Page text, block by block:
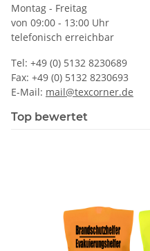
Montag - Freitag
von 09:00 - 13:00 Uhr
telefonisch erreichbar
Tel: +49 (0) 5132 8230689
Fax: +49 (0) 5132 8230693
E-Mail: mail@texcorner.de
Top bewertet